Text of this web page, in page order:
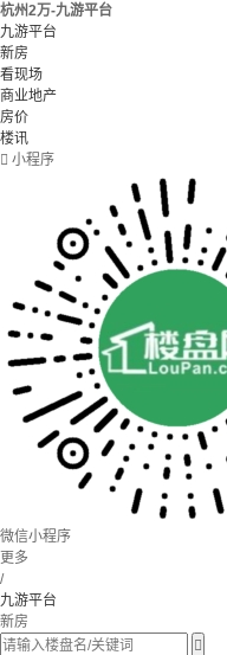
杭州2万-九游平台
九游平台
新房
看现场
商业地产
房价
楼讯
 小程序
微信小程序
更多
/
九游平台
新房
